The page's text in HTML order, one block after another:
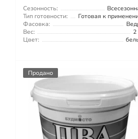
Сезонность:
Тип готовности:
Готовая к
Фасовка:
Вес:
2
Цвет:
Продано